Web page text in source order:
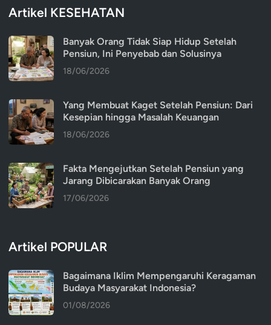
Artikel KESEHATAN
Banyak Orang Tidak Siap Hidup Setelah
Pensiun, Ini Penyebab dan Solusinya
18/06/2026
Yang Membuat Kaget Setelah Pensiun: Dari
Kesepian hingga Masalah Keuangan
18/06/2026
Fakta Mengejutkan Setelah Pensiun yang
Jarang Dibicarakan Banyak Orang
17/06/2026
Artikel POPULAR
Bagaimana Iklim Mempengaruhi Keragaman
Budaya Masyarakat Indonesia?
01/08/2026